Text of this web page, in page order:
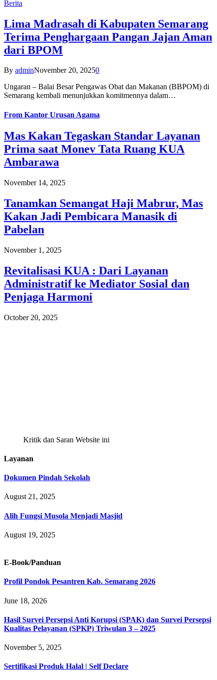
Berita
Lima Madrasah di Kabupaten Semarang
Terima Penghargaan Pangan Jajan Aman
dari BPOM
By adminNovember 20, 20250
Ungaran – Balai Besar Pengawas Obat dan Makanan (BBPOM) di
Semarang kembali menunjukkan komitmennya dalam…
From Kantor Urusan Agama
Mas Kakan Tegaskan Standar Layanan
Prima saat Monev Tata Ruang KUA
Ambarawa
November 14, 2025
Tanamkan Semangat Haji Mabrur, Mas
Kakan Jadi Pembicara Manasik di
Pabelan
November 1, 2025
Revitalisasi KUA : Dari Layanan
Administratif ke Mediator Sosial dan
Penjaga Harmoni
October 20, 2025
Kritik dan Saran Website ini
Layanan
Dokumen Pindah Sekolah
August 21, 2025
Alih Fungsi Musola Menjadi Masjid
August 19, 2025
E-Book/Panduan
Profil Pondok Pesantren Kab. Semarang 2026
June 18, 2026
Hasil Survei Persepsi Anti Korupsi (SPAK) dan Survei Persepsi
Kualitas Pelayanan (SPKP) Triwulan 3 – 2025
November 5, 2025
Sertifikasi Produk Halal | Self Declare